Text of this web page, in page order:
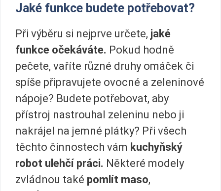
Jaké funkce budete potřebovat?
Při výběru si nejprve určete, jaké
funkce očekáváte. Pokud hodně
pečete, vaříte různé druhy omáček či
spíše připravujete ovocné a zeleninové
nápoje? Budete potřebovat, aby
přístroj nastrouhal zeleninu nebo ji
nakrájel na jemné plátky? Při všech
těchto činnostech vám kuchyňský
robot ulehčí práci. Některé modely
zvládnou také pomlít maso,